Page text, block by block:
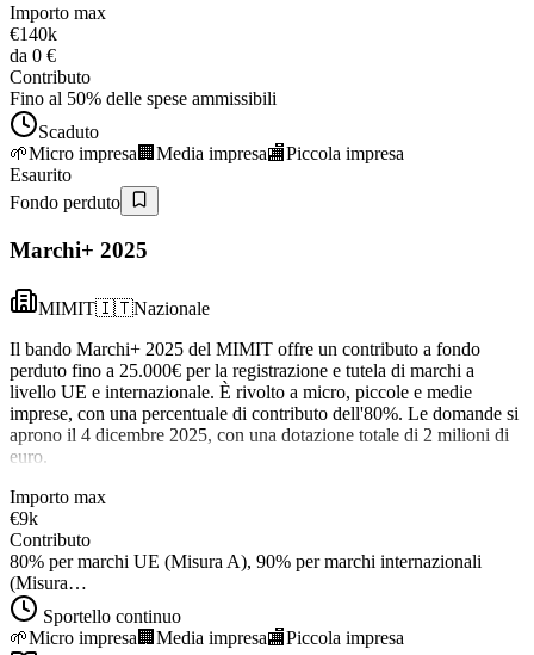
Importo max
€140k
da 0 €
Contributo
Fino al 50% delle spese ammissibili
Scaduto
🌱Micro impresa 🏢 Media impresa🏬Piccola impresa
Esaurito
Fondo perduto
Marchi+ 2025
MIMIT🇮🇹Nazionale
Il bando Marchi+ 2025 del MIMIT offre un contributo a fondo
perduto fino a 25.000€ per la registrazione e tutela di marchi a
livello UE e internazionale. È rivolto a micro, piccole e medie
imprese, con una percentuale di contributo dell'80%. Le domande si
aprono il 4 dicembre 2025, con una dotazione totale di 2 milioni di
euro.
Importo max
€9k
Contributo
80% per marchi UE (Misura A), 90% per marchi internazionali
(Misura…
Sportello continuo
🌱Micro impresa 🏢 Media impresa🏬Piccola impresa